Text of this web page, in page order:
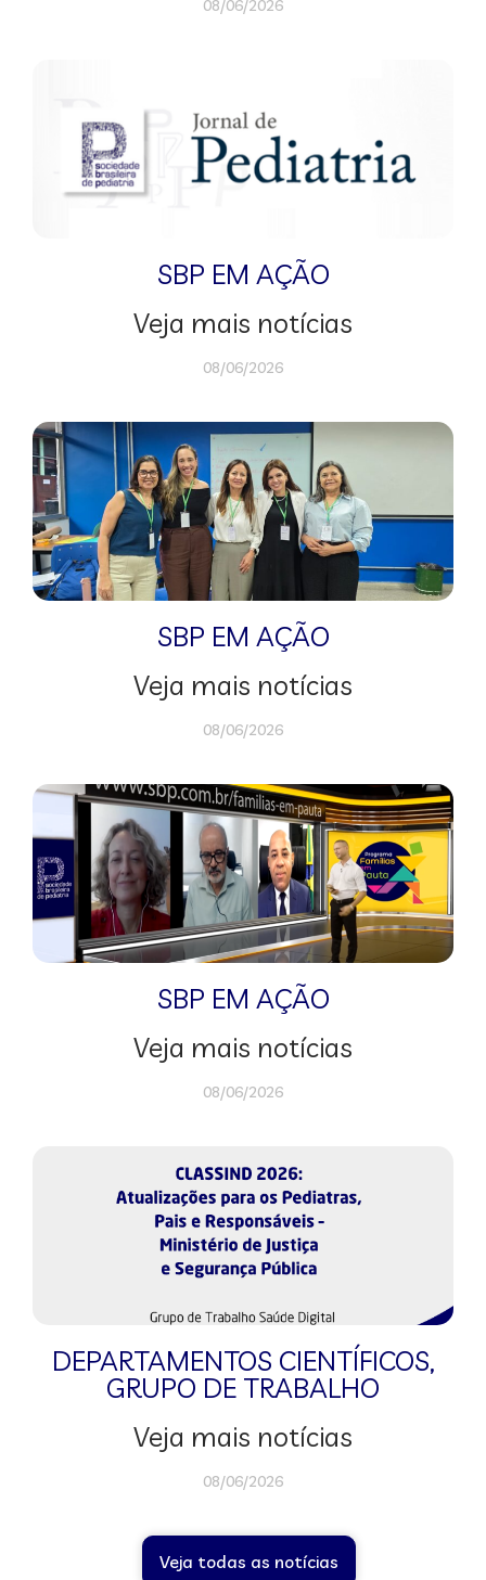
08/06/2026
SBP EM AÇÃO
Veja mais notícias
08/06/2026
SBP EM AÇÃO
Veja mais notícias
08/06/2026
SBP EM AÇÃO
Veja mais notícias
08/06/2026
DEPARTAMENTOS CIENTÍFICOS,
GRUPO DE TRABALHO
Veja mais notícias
08/06/2026
Veja todas as notícias